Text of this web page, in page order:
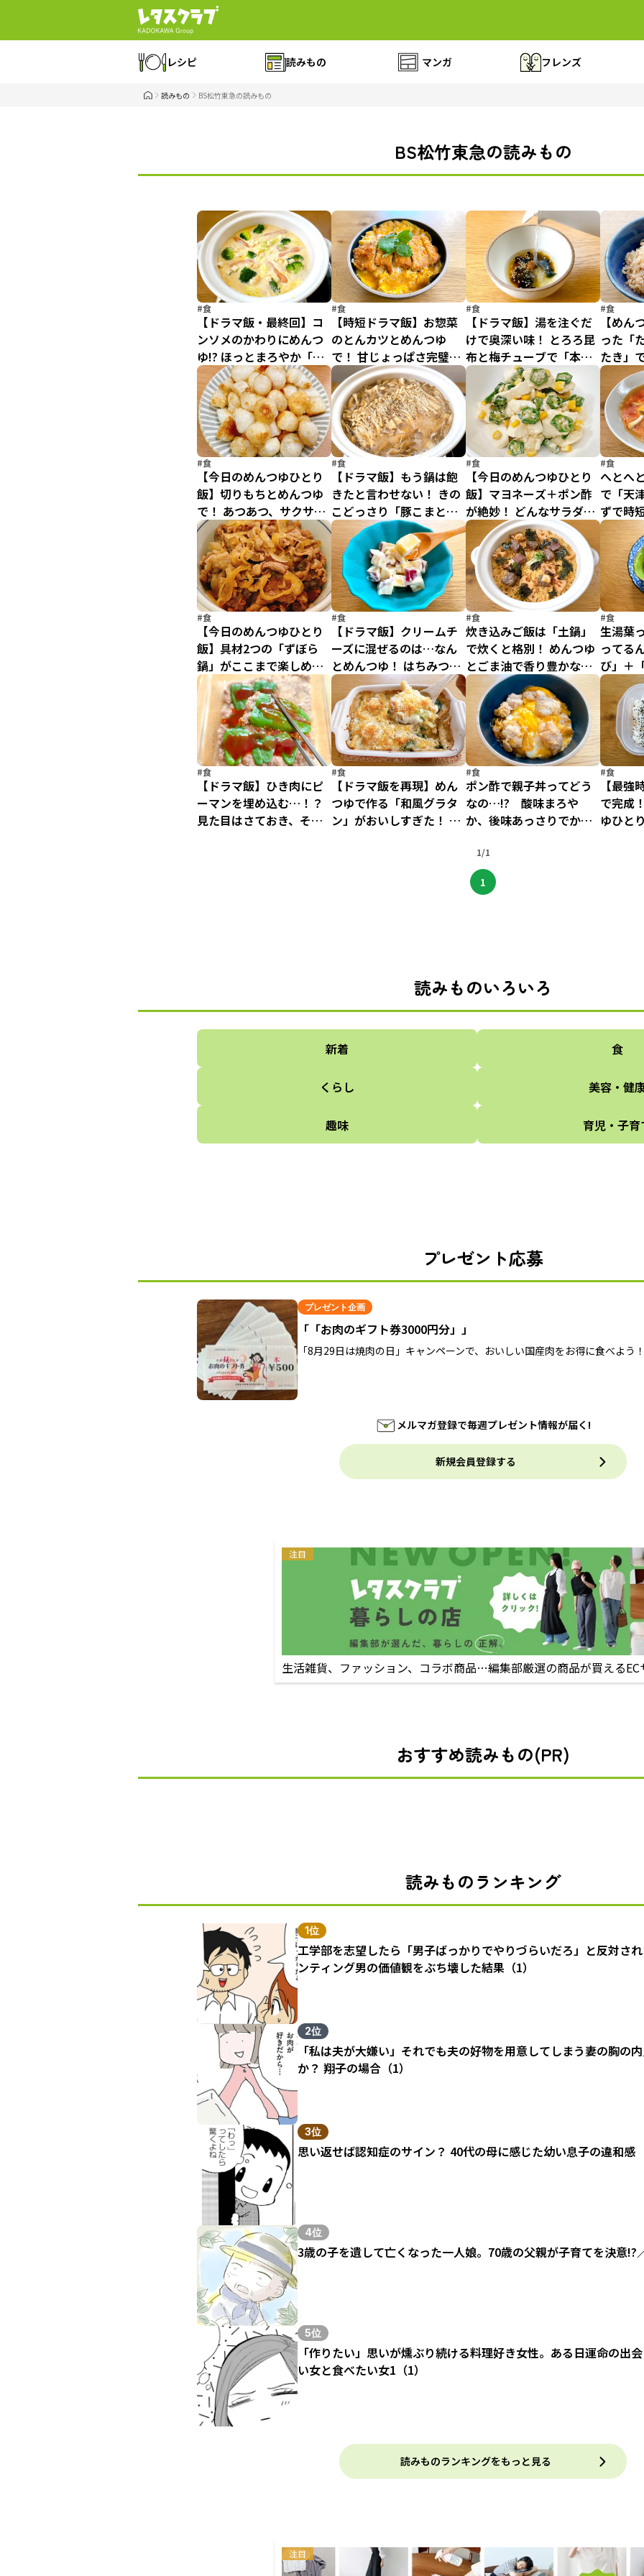
レシピ 読みもの マンガ フレンズ
読みもの BS松竹東急の読みもの
BS松竹東急の読みもの
#食
【ドラマ飯・最終回】コ
ンソメのかわりにめんつ
ゆ!? ほっとまろやか「コ
ーンクリーム鍋」
#食
【時短ドラマ飯】お惣菜
のとんカツとめんつゆ
で！ 甘じょっぱさ完璧の
「超簡単カツ丼」
#食
【ドラマ飯】湯を注ぐだ
けで奥深い味！ とろろ昆
布と梅チューブで「本格
っぽいお吸いもの」
#食
【めん
った「
たき」
どなぜ
たらこ
#食
【今日のめんつゆひとり
飯】切りもちとめんつゆ
で！ あつあつ、サクサク
「レンチンおかき」
#食
【ドラマ飯】もう鍋は飽
きたと言わせない！ きの
こどっさり「豚こまとき
のこのオイスターめんつ
ゆ鍋」
#食
【今日のめんつゆひとり
飯】マヨネーズ＋ポン酢
が絶妙！ どんなサラダに
も合う”混ぜるだけ”の万
能ソース
#食
へとへ
で「天
ずで時
#食
【今日のめんつゆひとり
飯】具材2つの「ずぼら
鍋」がここまで楽しめる
なんて！ 3日目までおい
しい牛鍋アレンジ
#食
【ドラマ飯】クリームチ
ーズに混ぜるのは…なん
とめんつゆ！ はちみつと
ろ～り、さつまいものも
てなしレシピ
#食
炊き込みご飯は「土鍋」
で炊くと格別！ めんつゆ
とごま油で香り豊かな
「れんこんと牛肉の土鍋
ごはん」【ドラマ飯】
#食
生湯葉
ってる
び」＋
品アボ
飯】
#食
【ドラマ飯】ひき肉にピ
ーマンを埋め込む…！？
見た目はさておき、その
#食
【ドラマ飯を再現】めん
つゆで作る「和風グラタ
ン」がおいしすぎた！ だ
#食
ポン酢で親子丼ってどう
なの…!? 酸味まろや
か、後味あっさりでかな
飯】
#食
【最強
で完成
ゆひと
1/1
1
読みものいろいろ
新着 食
くらし 美容・健
趣味 育児・子育
プレゼント応募
プレゼント企画
「「お肉のギフト券3000円分」」
「8月29日は焼肉の日」キャンペーンで、おいしい国産肉をお得に食べよう
メルマガ登録で毎週プレゼント情報が届く!
新規会員登録する
注目
生活雑貨、ファッション、コラボ商品…編集部厳選の商品が買えるEC
おすすめ読みもの(PR)
読みものランキング
1位
工学部を志望したら「男子ばっかりでやりづらいだろ」と反対さ
ンティング男の価値観をぶち壊した結果（1）
2位
「私は夫が大嫌い」それでも夫の好物を用意してしまう妻の胸の
か？ 翔子の場合（1）
3位
思い返せば認知症のサイン？ 40代の母に感じた幼い息子の違和感
4位
3歳の子を遺して亡くなった一人娘。70歳の父親が子育てを決意!?
5位
「作りたい」思いが燻ぶり続ける料理好き女性。ある日運命の出
い女と食べたい女1（1）
読みものランキングをもっと見る
注目